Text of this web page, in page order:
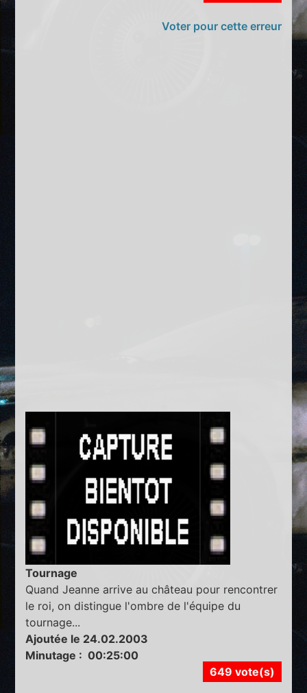
Voter pour cette erreur
Tournage
Quand Jeanne arrive au château pour rencontrer
le roi, on distingue l'ombre de l'équipe du
tournage...
Ajoutée le 24.02.2003
Minutage : 00:25:00
649 vote(s)